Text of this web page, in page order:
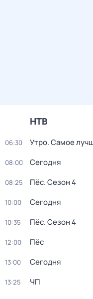
НТВ
06:30 Утро. Самое
08:00 Сегодня
08:25 Пёс. Сезон 4
10:00 Сегодня
10:35 Пёс. Сезон 4
12:00 Пёс
13:00 Сегодня
13:25 ЧП